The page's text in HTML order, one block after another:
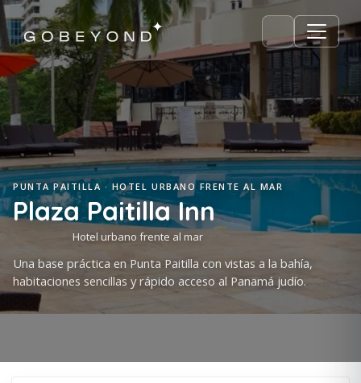
PUNTA PAITILLA · HOTEL URBANO FRENTE AL MAR
Plaza Paitilla Inn
Hotel urbano frente al mar
Una base práctica en Punta Paitilla con vistas a la bahía,
habitaciones sencillas y rápido acceso al Panamá judío.